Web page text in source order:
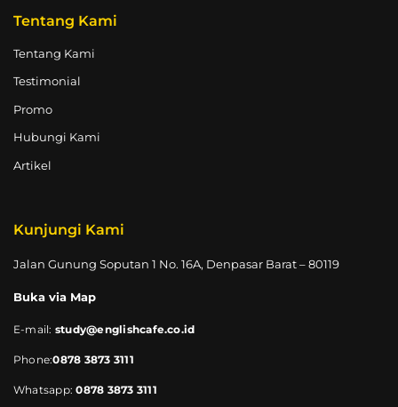
Tentang Kami
Tentang Kami
Testimonial
Promo
Hubungi Kami
Artikel
Kunjungi Kami
Jalan Gunung Soputan 1 No. 16A, Denpasar Barat – 80119
Buka via Map
E-mail: study@englishcafe.co.id
Phone:0878 3873 3111
Whatsapp:0878 3873 3111